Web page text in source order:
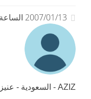
2007/01/13 الساعة 19:48
AZIZ - السعودية - عنيزة